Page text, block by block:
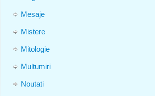
Mesaje
Mistere
Mitologie
Multumiri
Noutati